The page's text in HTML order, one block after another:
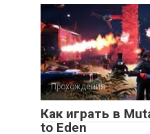
Прохождения
Как играть в
to Eden